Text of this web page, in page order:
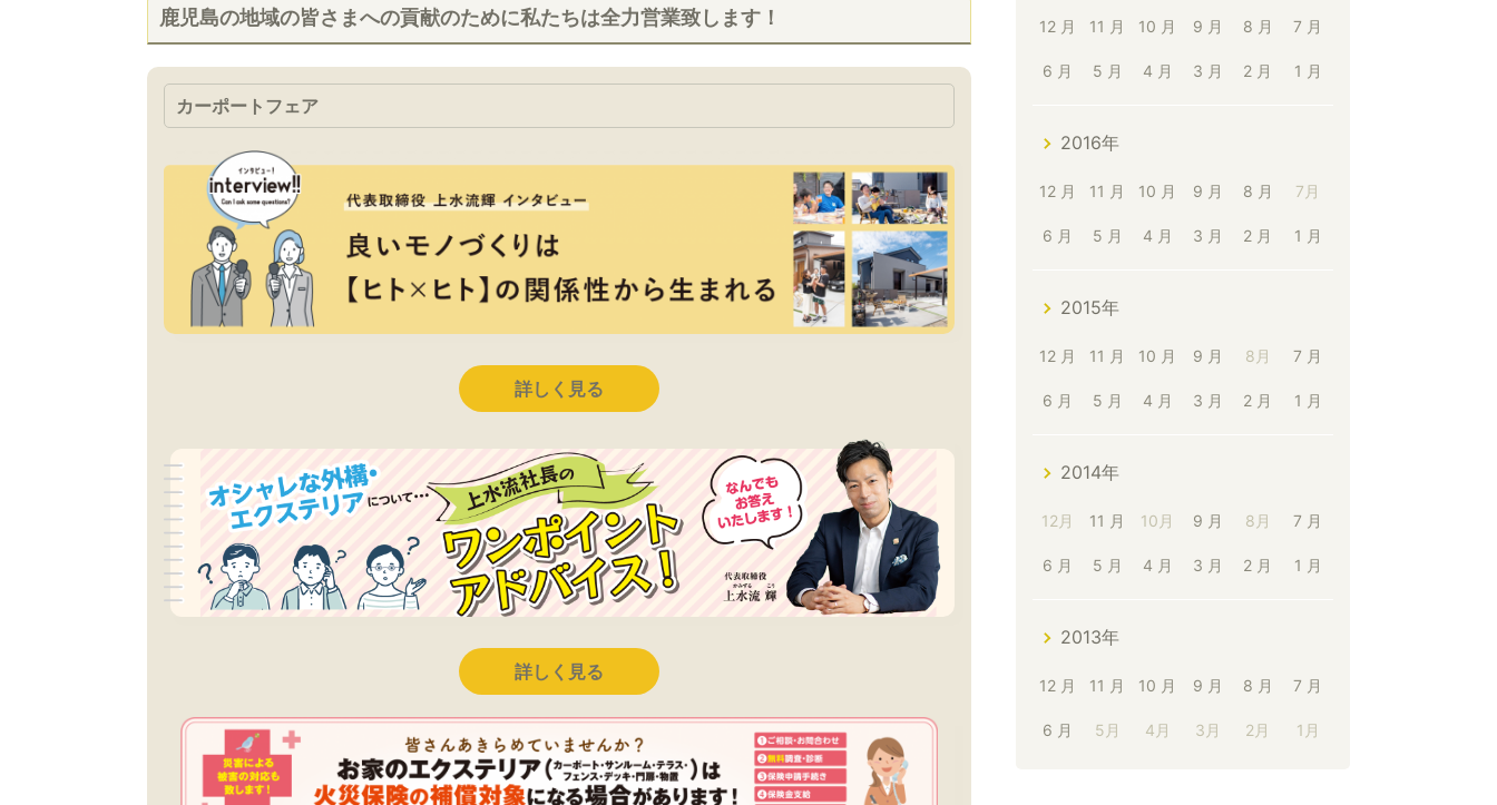
鹿児島の地域の皆さまへの貢献のために私たちは全力営業致します！
カーポートフェア
詳しく見る
詳しく見る
12 月 11 月 10 月 9 月 8 月 7 月
6 月 5 月 4 月 3 月 2 月 1 月
2016年
12 月 11 月 10 月 9 月 8 月 7月
6 月 5 月 4 月 3 月 2 月 1 月
2015年
12 月 11 月 10 月 9 月 8月 7 月
6 月 5 月 4 月 3 月 2 月 1 月
2014年
12月 11 月 10月 9 月 8月 7 月
6 月 5 月 4 月 3 月 2 月 1 月
2013年
12 月 11 月 10 月 9 月 8 月 7 月
6 月 5月 4月 3月 2月 1月